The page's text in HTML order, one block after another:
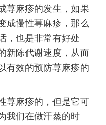
荨麻疹的发生，如果
成慢性荨麻疹，那么
，也是非常有好处
新陈代谢速度，从而
有效的预防荨麻疹的
麻疹的，但是它可
我们在做汗蒸的时